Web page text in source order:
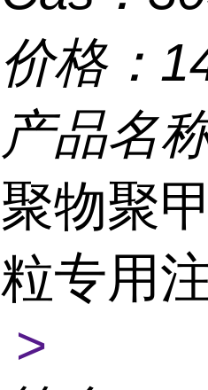
价格：
产品名
聚物聚
粒专用
>